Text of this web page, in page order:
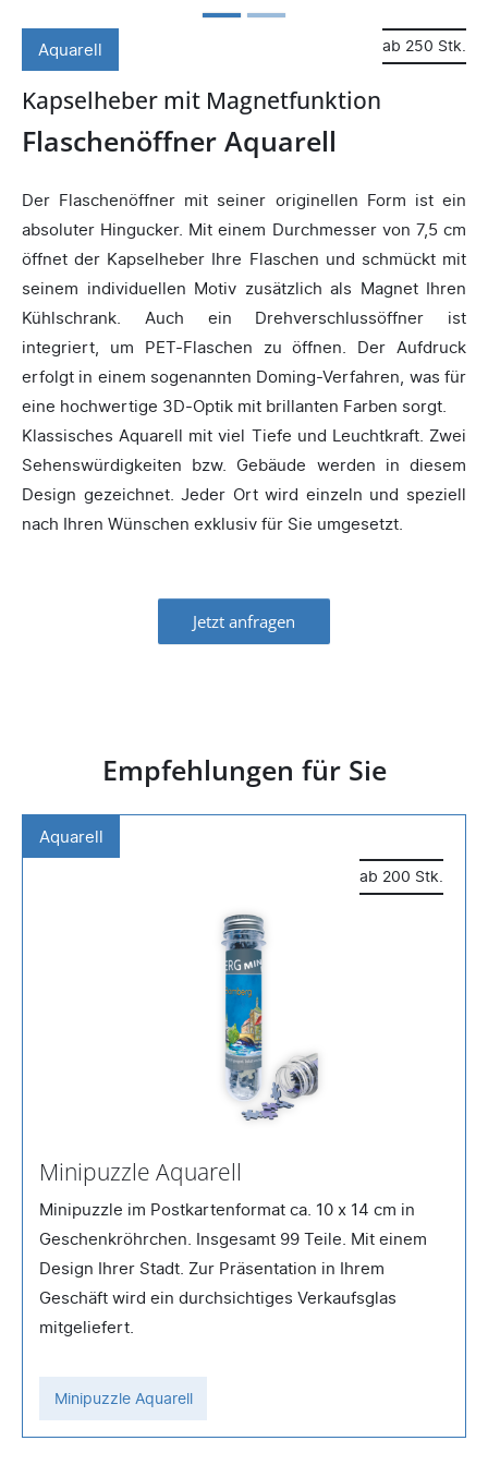
Aquarell ab 250 Stk.
Flaschenöffner Aquarell
Kapselheber mit Magnetfunktion
Der Flaschenöffner mit seiner originellen Form ist ein
absoluter Hingucker. Mit einem Durchmesser von 7,5 cm
öffnet der Kapselheber Ihre Flaschen und schmückt mit
seinem individuellen Motiv zusätzlich als Magnet Ihren
Kühlschrank. Auch ein Drehverschlussöffner ist
integriert, um PET-Flaschen zu öffnen. Der Aufdruck
erfolgt in einem sogenannten Doming-Verfahren, was für
eine hochwertige 3D-Optik mit brillanten Farben sorgt.
Klassisches Aquarell mit viel Tiefe und Leuchtkraft. Zwei
Sehenswürdigkeiten bzw. Gebäude werden in diesem
Design gezeichnet. Jeder Ort wird einzeln und speziell
nach Ihren Wünschen exklusiv für Sie umgesetzt.
Jetzt anfragen
Empfehlungen für Sie
Aquarell
ab 200 Stk.
Minipuzzle Aquarell
Minipuzzle im Postkartenformat ca. 10 x 14 cm in
Geschenkröhrchen. Insgesamt 99 Teile. Mit einem
Design Ihrer Stadt. Zur Präsentation in Ihrem
Geschäft wird ein durchsichtiges Verkaufsglas
mitgeliefert.
Minipuzzle Aquarell